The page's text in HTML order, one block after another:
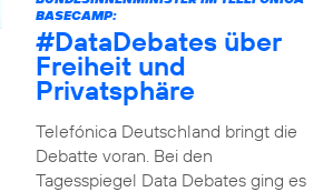
BASECAMP:
#DataDebatesüber
Freiheit und
Privatsphäre
Telefónica Deutschland bringt die
Debatte voran. Bei den
Tagesspiegel Data Debates ging es